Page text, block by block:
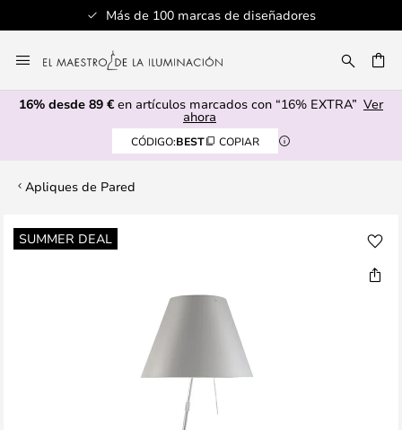
Más de 100 marcas de diseñadores
al
contenido
16% desde 89 € en artículos marcados con “16% EXTRA” Ver
ahora
CÓDIGO:BEST COPIAR
Apliques de Pared
SUMMER DEAL
Saltar
al